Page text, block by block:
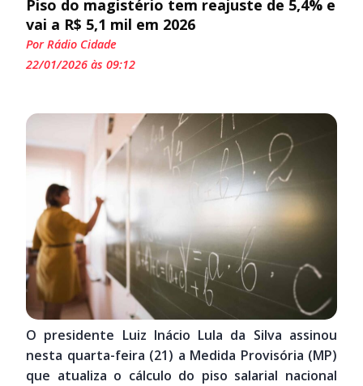
Piso do magistério tem reajuste de 5,4% e
vai a R$ 5,1 mil em 2026
Por Rádio Cidade
22/01/2026 às 09:12
O presidente Luiz Inácio Lula da Silva assinou
nesta quarta-feira (21) a Medida Provisória (MP)
que atualiza o cálculo do piso salarial nacional